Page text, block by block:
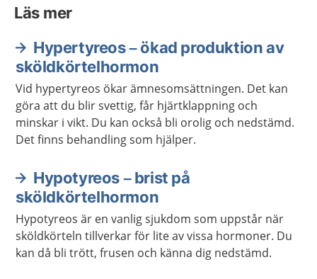
Läs mer
Hypertyreos – ökad produktion av
sköldkörtelhormon
Vid hypertyreos ökar ämnesomsättningen. Det kan
göra att du blir svettig, får hjärtklappning och
minskar i vikt. Du kan också bli orolig och nedstämd.
Det finns behandling som hjälper.
Hypotyreos – brist på
sköldkörtelhormon
Hypotyreos är en vanlig sjukdom som uppstår när
sköldkörteln tillverkar för lite av vissa hormoner. Du
kan då bli trött, frusen och känna dig nedstämd.